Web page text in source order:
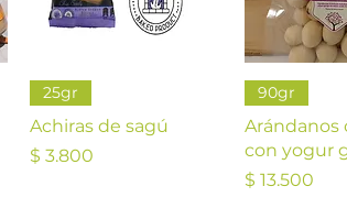
25gr
Achiras de sagú
Precio
$ 3.800
90gr
Arándanos
con yogur
Precio
$ 13.500